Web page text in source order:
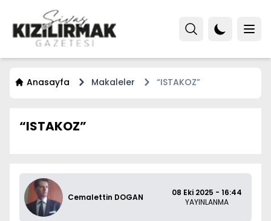
Anasayfa Makaleler “ISTAKOZ”
“ISTAKOZ”
Cemalettin DOGAN
08 Eki 2025 - 16:44
YAYINLANMA